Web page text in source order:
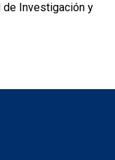
de Investigación y